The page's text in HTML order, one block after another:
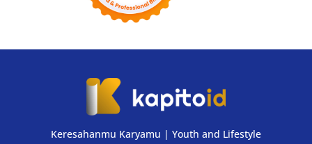
Keresahanmu Karyamu | Youth and Lifestyle